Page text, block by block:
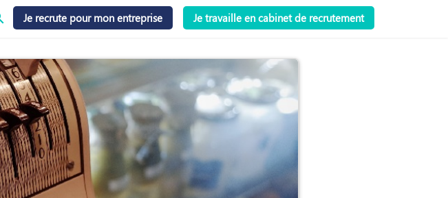
Je recrute pour mon entreprise Je travaille en cabinet de recrutement